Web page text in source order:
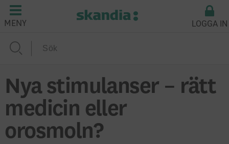
MENY LOGGA IN
Nya stimulanser – rätt
medicin eller
orosmoln?